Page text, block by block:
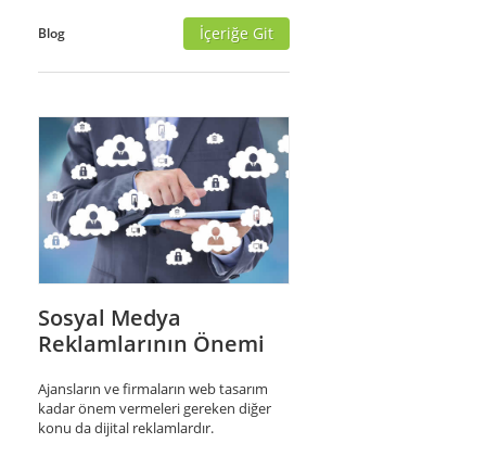
Blog İçeriğe Git
Sosyal Medya
Reklamlarının Önemi
Ajansların ve firmaların web tasarım
kadar önem vermeleri gereken diğer
konu da dijital reklamlardır.